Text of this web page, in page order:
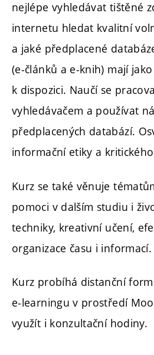
nejlépe vyhledávat tištěné
internetu hledat kvalitní
a jaké předplacené
(e-článků a e-knih) mají
k dispozici. Naučí se
vyhledávačem a používat
předplacených databází.
informační etiky a
Kurz se také věnuje
pomoci v dalším studiu i
techniky, kreativní učení,
organizace času i informací.
Kurz probíhá distanční
e-learningu v prostředí
využít i konzultační hodiny.